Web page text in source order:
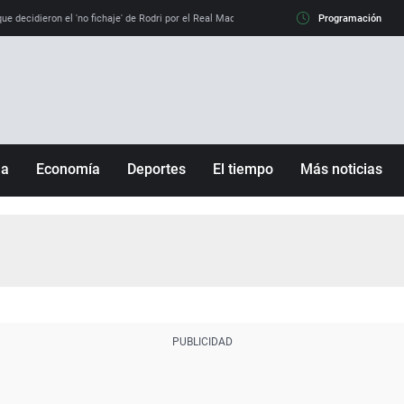
decidieron el 'no fichaje' de Rodri por el Real Madrid y su 'sí' al Barça La llamada
Programación
Economía Deportes El tiempo Más noticias